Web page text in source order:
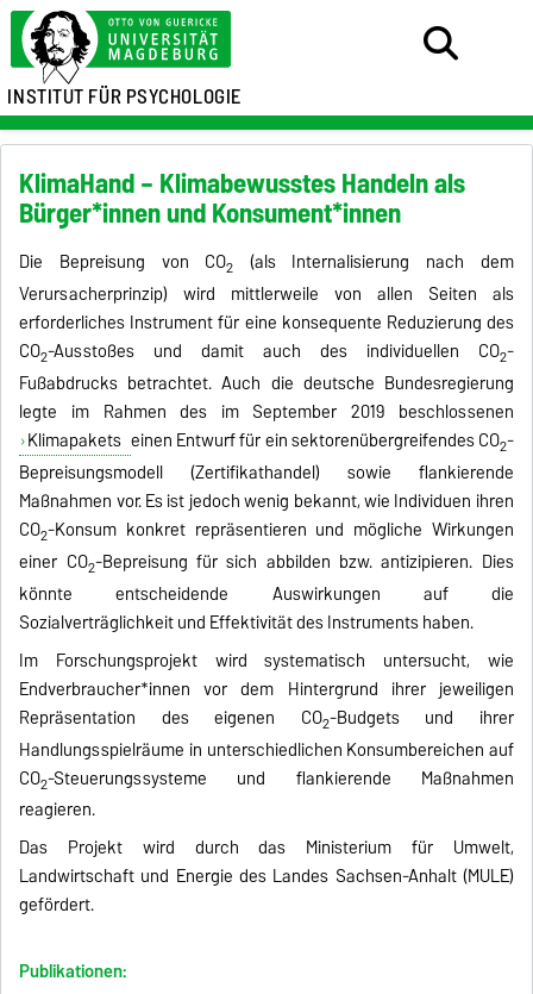
INSTITUT FÜR PSYCHOLOGIE
KlimaHand – Klimabewusstes Handeln als
Bürger*innen und Konsument*innen
Die Bepreisung von CO2 (als Internalisierung nach dem
Verursacherprinzip) wird mittlerweile von allen Seiten als
erforderliches Instrument für eine konsequente Reduzierung des
CO2-Ausstoßes und damit auch des individuellen CO2-
Fußabdrucks betrachtet. Auch die deutsche Bundesregierung
legte im Rahmen des im September 2019 beschlossenen
Klimapakets einen Entwurf für ein sektorenübergreifendes CO2-
Bepreisungsmodell (Zertifikathandel) sowie flankierende
Maßnahmen vor. Es ist jedoch wenig bekannt, wie Individuen ihren
CO2-Konsum konkret repräsentieren und mögliche Wirkungen
einer CO2-Bepreisung für sich abbilden bzw. antizipieren. Dies
könnte entscheidende Auswirkungen auf die
Sozialverträglichkeit und Effektivität des Instruments haben.
Im Forschungsprojekt wird systematisch untersucht, wie
Endverbraucher*innen vor dem Hintergrund ihrer jeweiligen
Repräsentation des eigenen CO2-Budgets und ihrer
Handlungsspielräume in unterschiedlichen Konsumbereichen auf
CO2-Steuerungssysteme und flankierende Maßnahmen
reagieren.
Das Projekt wird durch das Ministerium für Umwelt,
Landwirtschaft und Energie des Landes Sachsen-Anhalt (MULE)
gefördert.
Publikationen: